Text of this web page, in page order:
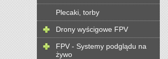
Plecaki, torby
Drony wyścigowe FPV
FPV - Systemy podglądu na
żywo